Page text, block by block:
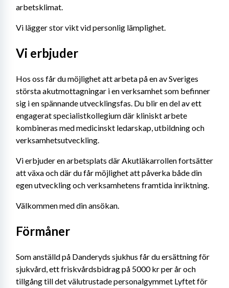
arbetsklimat.
Vi lägger stor vikt vid personlig lämplighet.
Vi erbjuder
Hos oss får du möjlighet att arbeta på en av Sveriges
största akutmottagningar i en verksamhet som befinner
sig i en spännande utvecklingsfas. Du blir en del av ett
engagerat specialistkollegium där kliniskt arbete
kombineras med medicinskt ledarskap, utbildning och
verksamhetsutveckling.
Vi erbjuder en arbetsplats där Akutläkarrollen fortsätter
att växa och där du får möjlighet att påverka både din
egen utveckling och verksamhetens framtida inriktning.
Välkommen med din ansökan.
Förmåner
Som anställd på Danderyds sjukhus får du ersättning för
sjukvård, ett friskvårdsbidrag på 5000 kr per år och
tillgång till det välutrustade personalgymmet Lyftet för